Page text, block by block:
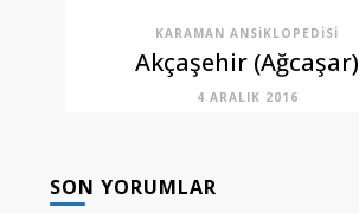
KARAMAN ANSIKLOPEDISI
Akçaşehir (Ağcaşar)
4 ARALIK 2016
SON YORUMLAR